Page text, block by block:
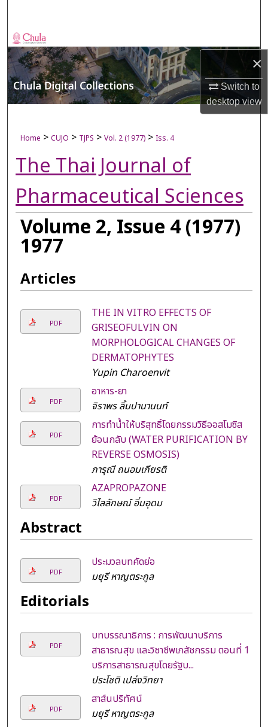
×
Switch to
desktopview
Browse Collections
My Account
About
Digital Commons Network™
Home > CUJO > TJPS > Vol. 2 (1977) > Iss. 4
The Thai Journal of
Pharmaceutical Sciences
Volume 2, Issue 4 (1977)
1977
Articles
PDF
THE IN VITRO EFFECTS OF
GRISEOFULVIN ON
MORPHOLOGICAL CHANGES OF
DERMATOPHYTES
Yupin Charoenvit
PDF
อาหาร-ยา
จิราพร ลิ้มปานานนท์
PDF
การทำน้ำให้บริสุทธิ์โดยกรรมวิธีออสโมซิส
ย้อนกลับ (WATER PURIFICATION BY
REVERSE OSMOSIS)
ภารุณี ถนอมเกียรติ
PDF
AZAPROPAZONE
วิไลลักษณ์ อิ่มอุดม
Abstract
PDF
ประมวลบทคัดย่อ
มยุรี หาญตระกูล
Editorials
PDF
บทบรรณาธิการ : การพัฒนาบริการ
สาธารณสุข และวิชาชีพเภสัชกรรม ตอนที่ 1
บริการสาธารณสุขโดยรัฐบ...
ประโชติ เปล่งวิทยา
PDF
สาส์นปริทัศน์
มยุรี หาญตระกูล